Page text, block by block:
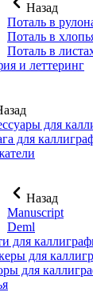
Назад
Поталь в
Поталь в
Поталь в
и леттеринг
для
для
Назад
Manuscript
Deml
для
для
для